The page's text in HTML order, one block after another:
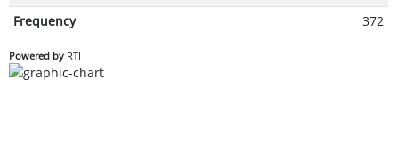
Frequency
372
Powered by RTI